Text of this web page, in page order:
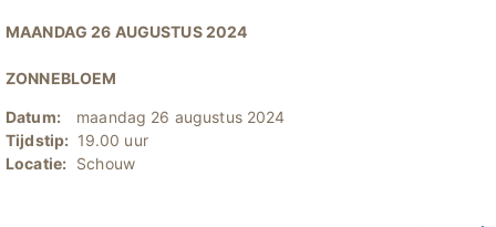
MAANDAG 26 AUGUSTUS 2024
ZONNEBLOEM
Datum:
maandag 26 augustus 2024
Tijdstip: 19.00 uur
Locatie: Schouw